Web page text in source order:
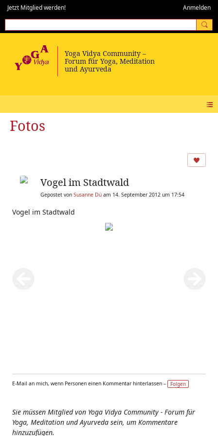
Jetzt Mitglied werden! Anmelden
Fotos
Vogel im Stadtwald
Gepostet von Susanne Dü am 14. September 2012 um 17:54
Vogel im Stadtwald
E-Mail an mich, wenn Personen einen Kommentar hinterlassen – Folgen
Sie müssen Mitglied von Yoga Vidya Community - Forum für
Yoga, Meditation und Ayurveda sein, um Kommentare
hinzuzufügen.